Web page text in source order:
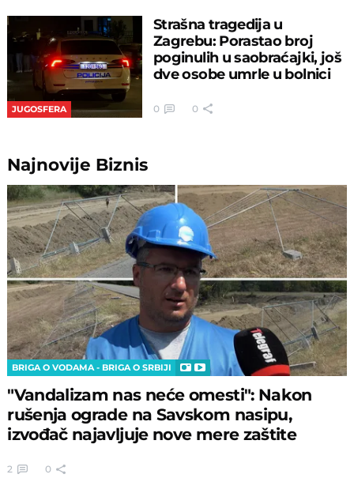
JUGOSFERA
Strašna tragedija u
Zagrebu: Porastao broj
poginulih u saobraćajki, još
dve osobe umrle u bolnici
0 0
Najnovije Biznis
BRIGA O VODAMA - BRIGA O SRBIJI
"Vandalizam nas neće omesti": Nakon
rušenja ograde na Savskom nasipu,
izvođač najavljuje nove mere zaštite
2 0